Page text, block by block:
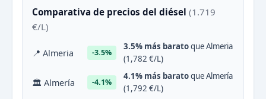
Comparativa de precios del diésel (1.719
€/L)
📍 Almeria -3.5%
3.5% más baratoque Almeria
(1,782 €/L)
🏛 Almería -4.1%
4.1% más baratoque Almería
(1,792 €/L)